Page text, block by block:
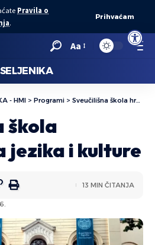
Open
Pravila o
.
Prihvaćam
Aa
- HMI > Programi > Sveučilišna škola hrvatskoga jezika i kulture
škola
jezika i kulture
13 MIN ČITANJA